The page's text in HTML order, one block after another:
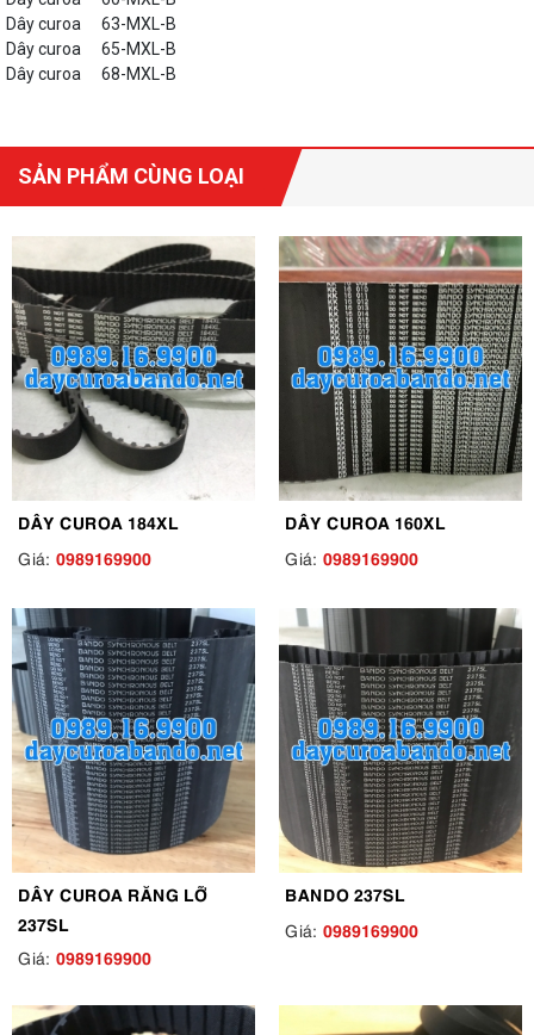
Dây curoa
63-MXL-B
Dây curoa
65-MXL-B
Dây curoa
68-MXL-B
SẢN PHẨM CÙNG LOẠI
DÂY CUROA 184XL
Giá: 0989169900
DÂY CUROA 160XL
Giá: 0989169900
DÂY CUROA RĂNG LỠ
237SL
Giá: 0989169900
BANDO 237SL
Giá: 0989169900